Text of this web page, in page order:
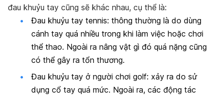
đau khuỷu tay cũng sẽ khác nhau, cụ thể là:
Đau khuỷu tay tennis: thông thường là do dùng
cánh tay quá nhiều trong khi làm việc hoặc chơi
thể thao. Ngoài ra nâng vật gì đó quá nặng cũng
có thể gây ra tổn thương.
Đau khuỷu tay ở người chơi golf: xảy ra do sử
dụng cổ tay quá mức. Ngoài ra, các động tác